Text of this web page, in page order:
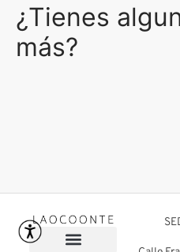
¿Tienes
más?